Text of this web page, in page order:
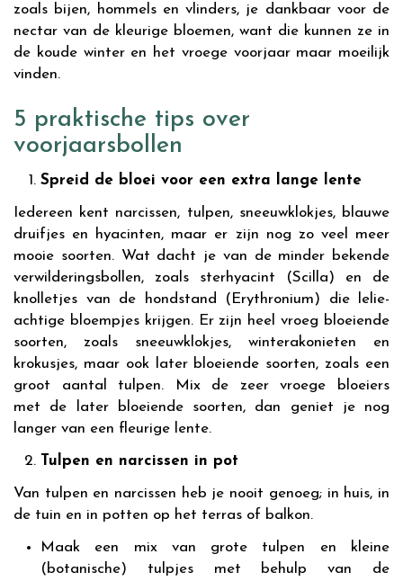
zoals bijen, hommels en vlinders, je dankbaar voor de
nectar van de kleurige bloemen, want die kunnen ze in
de koude winter en het vroege voorjaar maar moeilijk
vinden.
5 praktische tips over
voorjaarsbollen
Spreid de bloei voor een extra lange lente
Iedereen kent narcissen, tulpen, sneeuwklokjes, blauwe
druifjes en hyacinten, maar er zijn nog zo veel meer
mooie soorten. Wat dacht je van de minder bekende
verwilderingsbollen, zoals sterhyacint (Scilla) en de
knolletjes van de hondstand (Erythronium) die lelie-
achtige bloempjes krijgen. Er zijn heel vroeg bloeiende
soorten, zoals sneeuwklokjes, winterakonieten en
krokusjes, maar ook later bloeiende soorten, zoals een
groot aantal tulpen. Mix de zeer vroege bloeiers
met de later bloeiende soorten, dan geniet je nog
langer van een fleurige lente.
Tulpen en narcissen in pot
Van tulpen en narcissen heb je nooit genoeg; in huis, in
de tuin en in potten op het terras of balkon.
Maak een mix van grote tulpen en kleine
(botanische) tulpjes met behulp van de